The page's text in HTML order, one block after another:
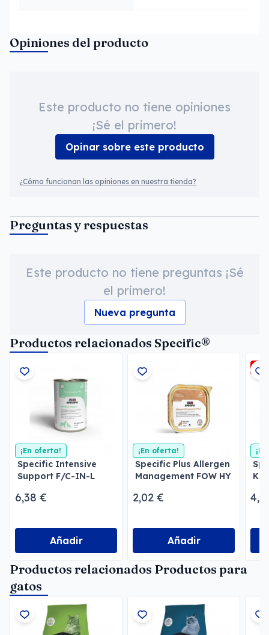
Opiniones del producto
Este producto no tiene opiniones
¡Sé el primero!
Opinar sobre este producto
¿Cómo funcionan las opiniones en nuestra tienda?
Preguntas y respuestas
Este producto no tiene preguntas ¡Sé
el primero!
Nueva pregunta
Productos relacionados Specific®
¡En oferta!
Specific Intensive
Support F/C-IN-L
6,38 €
Añadir
¡En oferta!
Specific Plus Allergen
Management FOW HY
2,02 €
Añadir
-
Productos relacionados Productos para
gatos